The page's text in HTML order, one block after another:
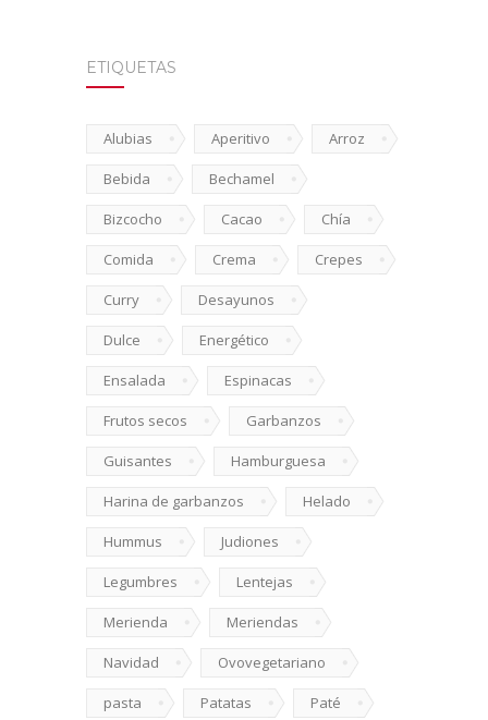
ETIQUETAS
Alubias Aperitivo Arroz
Bebida Bechamel
Bizcocho Cacao Chía
Comida Crema Crepes
Curry Desayunos
Dulce Energético
Ensalada Espinacas
Frutos secos Garbanzos
Guisantes Hamburguesa
Harina de garbanzos Helado
Hummus Judiones
Legumbres Lentejas
Merienda Meriendas
Navidad Ovovegetariano
pasta Patatas Paté